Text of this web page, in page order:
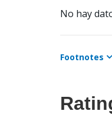
No hay
Footnotes